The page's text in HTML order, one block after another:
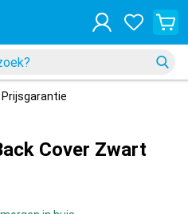
Prijsgarantie
Cover Zwart